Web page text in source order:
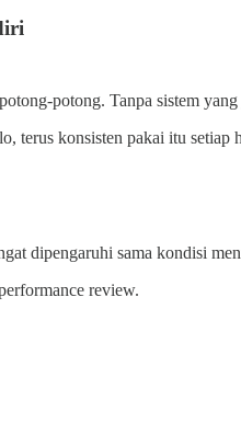
potong. Tanpa sistem
terus konsisten pakai itu setiap
dipengaruhi sama kondisi
review.